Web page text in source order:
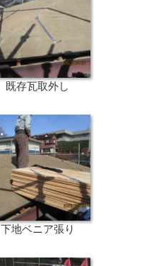
既存瓦取外し
下地ベニア張り